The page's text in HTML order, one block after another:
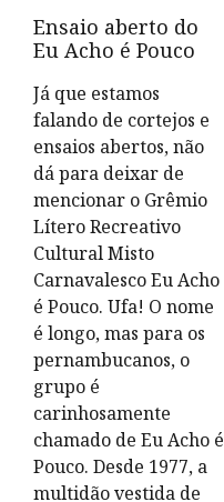
Ensaio aberto do
Eu Acho é Pouco
Já que estamos
falando de cortejos e
ensaios abertos, não
dá para deixar de
mencionar o Grêmio
Lítero Recreativo
Cultural Misto
Carnavalesco Eu Acho
é Pouco. Ufa! O nome
é longo, mas para os
pernambucanos, o
grupo é
carinhosamente
chamado de Eu Acho é
Pouco. Desde 1977, a
multidão vestida de